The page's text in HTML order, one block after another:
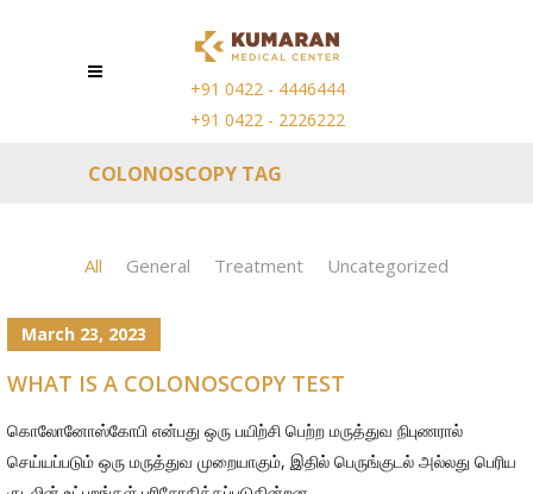
+91 0422 - 4446444
+91 0422 - 2226222
COLONOSCOPY TAG
All General Treatment Uncategorized
March 23, 2023
WHAT IS A COLONOSCOPY TEST
கொலோனோஸ்கோபி என்பது ஒரு பயிற்சி பெற்ற மருத்துவ நிபுணரால்
செய்யப்படும் ஒரு மருத்துவ முறையாகும், இதில் பெருங்குடல் அல்லது பெரிய